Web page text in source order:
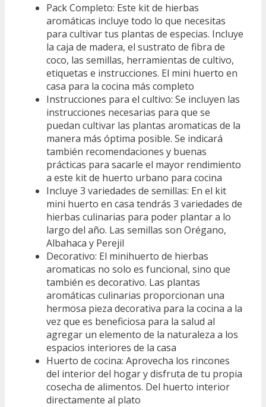
Pack Completo: Este kit de hierbas
aromáticas incluye todo lo que necesitas
para cultivar tus plantas de especias. Incluye
la caja de madera, el sustrato de fibra de
coco, las semillas, herramientas de cultivo,
etiquetas e instrucciones. El mini huerto en
casa para la cocina más completo
Instrucciones para el cultivo: Se incluyen las
instrucciones necesarias para que se
puedan cultivar las plantas aromaticas de la
manera más óptima posible. Se indicará
también recomendaciones y buenas
prácticas para sacarle el mayor rendimiento
a este kit de huerto urbano para cocina
Incluye 3 variedades de semillas: En el kit
mini huerto en casa tendrás 3 variedades de
hierbas culinarias para poder plantar a lo
largo del año. Las semillas son Orégano,
Albahaca y Perejil
Decorativo: El minihuerto de hierbas
aromaticas no solo es funcional, sino que
también es decorativo. Las plantas
aromáticas culinarias proporcionan una
hermosa pieza decorativa para la cocina a la
vez que es beneficiosa para la salud al
agregar un elemento de la naturaleza a los
espacios interiores de la casa
Huerto de cocina: Aprovecha los rincones
del interior del hogar y disfruta de tu propia
cosecha de alimentos. Del huerto interior
directamente al plato